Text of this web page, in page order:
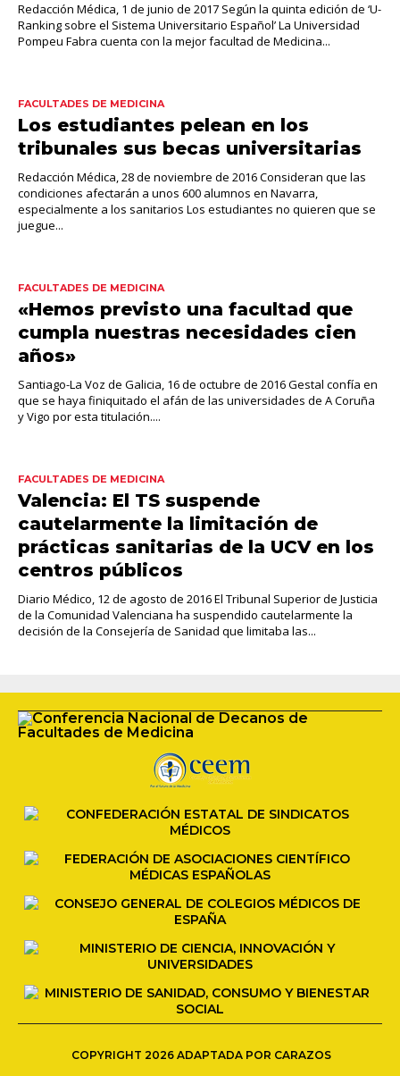
Redacción Médica, 1 de junio de 2017 Según la quinta edición de ‘U-
Ranking sobre el Sistema Universitario Español’ La Universidad
Pompeu Fabra cuenta con la mejor facultad de Medicina...
FACULTADES DE MEDICINA
Los estudiantes pelean en los
tribunales sus becas universitarias
Redacción Médica, 28 de noviembre de 2016 Consideran que las
condiciones afectarán a unos 600 alumnos en Navarra,
especialmente a los sanitarios Los estudiantes no quieren que se
juegue...
FACULTADES DE MEDICINA
«Hemos previsto una facultad que
cumpla nuestras necesidades cien
años»
Santiago-La Voz de Galicia, 16 de octubre de 2016 Gestal confía en
que se haya finiquitado el afán de las universidades de A Coruña
y Vigo por esta titulación....
FACULTADES DE MEDICINA
Valencia: El TS suspende
cautelarmente la limitación de
prácticas sanitarias de la UCV en los
centros públicos
Diario Médico, 12 de agosto de 2016 El Tribunal Superior de Justicia
de la Comunidad Valenciana ha suspendido cautelarmente la
decisión de la Consejería de Sanidad que limitaba las...
COPYRIGHT 2026 ADAPTADA POR CARAZOS